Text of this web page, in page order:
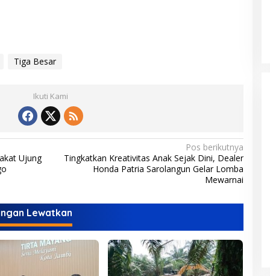
Tiga Besar
Ikuti Kami
Ujung
Pos berikutnya
Tingkatkan Kreativitas Anak Sejak Dini, Dealer
Honda Patria Sarolangun Gelar Lomba
Mewarnai
Lewatkan